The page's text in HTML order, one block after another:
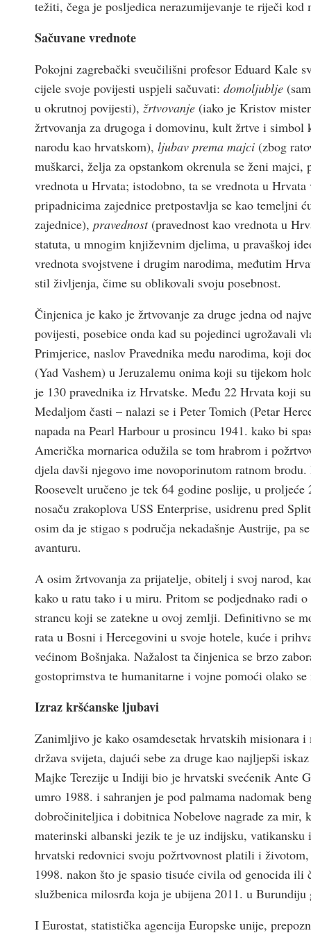
težiti, čega je posljedica nerazumijevanje te riječi kod
Sačuvane vrednote
Pokojni zagrebački sveučilišni profesor Eduard Kale
cijele svoje povijesti uspjeli sačuvati: domoljublje
u okrutnoj povijesti), žrtvovanje (iako je Kristov
žrtvovanja za drugoga i domovinu, kult žrtve i
narodu kao hrvatskom), ljubav prema majci (zbog
muškarci, želja za opstankom okrenula se ženi
vrednota u Hrvata; istodobno, ta se vrednota u
pripadnicima zajednice pretpostavlja se kao temeljni
zajednice), pravednost (pravednost kao vrednota u
statuta, u mnogim književnim djelima, u pravaškoj
vrednota svojstvene i drugim narodima, međutim
stil življenja, čime su oblikovali svoju posebnost.
Činjenica je kako je žrtvovanje za druge jedna od
povijesti, posebice onda kad su pojedinci ugrožavali
Primjerice, naslov Pravednika među narodima, koji
(Yad Vashem) u Jeruzalemu onima koji su tijekom
je 130 pravednika iz Hrvatske. Među 22 Hrvata koji
Medaljom časti – nalazi se i Peter Tomich (Petar
napada na Pearl Harbour u prosincu 1941. kako bi
Američka mornarica odužila se tom hrabrom i
djela davši njegovo ime novoporinutom ratnom
Roosevelt uručeno je tek 64 godine poslije, u
nosaču zrakoplova USS Enterprise, usidrenu pred
osim da je stigao s područja nekadašnje Austrije, pa
avanturu.
A osim žrtvovanja za prijatelje, obitelj i svoj narod,
kako u ratu tako i u miru. Pritom se podjednako radi
strancu koji se zatekne u ovoj zemlji. Definitivno se
rata u Bosni i Hercegovini u svoje hotele, kuće i
većinom Bošnjaka. Nažalost ta činjenica se brzo
gostoprimstva te humanitarne i vojne pomoći olako
Izraz kršćanske ljubavi
Zanimljivo je kako osamdesetak hrvatskih misionara
država svijeta, dajući sebe za druge kao najljepši
Majke Terezije u Indiji bio je hrvatski svećenik Ante
umro 1988. i sahranjen je pod palmama nadomak
dobročiniteljica i dobitnica Nobelove nagrade za mir,
materinski albanski jezik te je uz indijsku,
hrvatski redovnici svoju požrtvovnost platili i
1998. nakon što je spasio tisuće civila od genocida
službenica milosrđa koja je ubijena 2011. u
I Eurostat, statistička agencija Europske unije,